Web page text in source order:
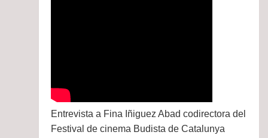
Entrevista a Fina Iñiguez Abad codirectora del
Festival de cinema Budista de Catalunya